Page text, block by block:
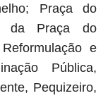
Praça do
da Praça do
e
Pública,
Pequizeiro,